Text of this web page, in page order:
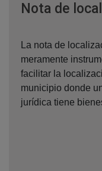
Nota de
La nota de
meramente
facilitar la
municipio donde
jurídica tiene